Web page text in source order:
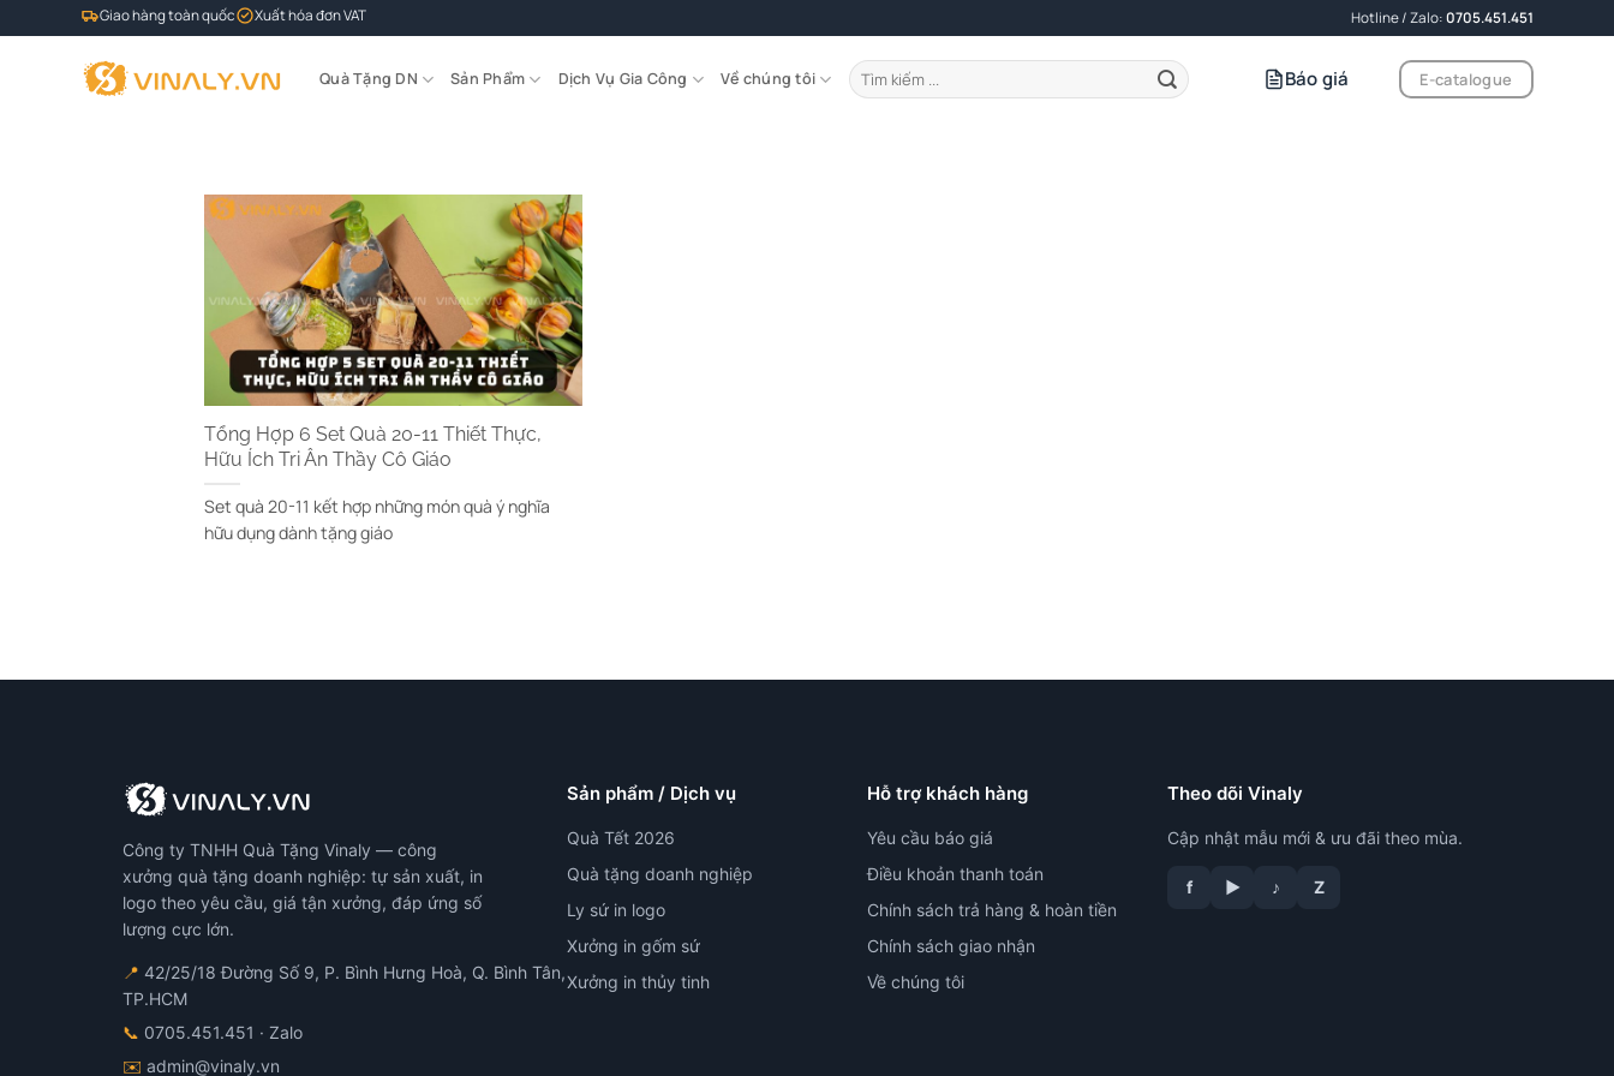
qua
Giao hàng toàn quốc Xuất hóa đơn VAT Hotline / Zalo:0705.451.451
Quà Tặng DN Sản Phẩm Dịch Vụ Gia Công Về chúng tôi
Tìm
kiếm:
Báo giá E-catalogue
Tổng Hợp 6 Set Quà 20-11 Thiết Thực,
Hữu Ích Tri Ân Thầy Cô Giáo
Set quà 20-11 kết hợp những món quà ý nghĩa
hữu dụng dành tặng giáo
Công ty TNHH Quà Tặng Vinaly — công
xưởng quà tặng doanh nghiệp: tự sản xuất, in
logo theo yêu cầu, giá tận xưởng, đáp ứng số
lượng cực lớn.
📍 42/25/18 Đường Số 9, P. Bình Hưng Hoà, Q. Bình Tân,
TP.HCM
📞 0705.451.451 · Zalo
✉️ admin@vinaly.vn
Sản phẩm / Dịch vụ
Quà Tết 2026
Quà tặng doanh nghiệp
Ly sứ in logo
Xưởng in gốm sứ
Xưởng in thủy tinh
Hỗ trợ khách hàng
Yêu cầu báo giá
Điều khoản thanh toán
Chính sách trả hàng & hoàn tiền
Chính sách giao nhận
Về chúng tôi
Theo dõi Vinaly
Cập nhật mẫu mới & ưu đãi theo mùa.
f ▶ ♪ Z